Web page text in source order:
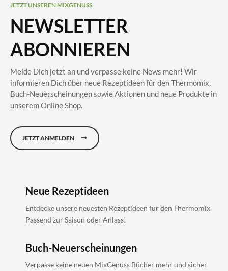
JETZT UNSEREN MIXGENUSS
NEWSLETTER
ABONNIEREN
Melde Dich jetzt an und verpasse keine News mehr! Wir
informieren Dich über neue Rezeptideen für den Thermomix,
Buch-Neuerscheinungen sowie Aktionen und neue Produkte in
unserem Online Shop.
JETZT ANMELDEN
Neue Rezeptideen
Entdecke unsere neuesten Rezeptideen für den Thermomix.
Passend zur Saison oder Anlass!
Buch-Neuerscheinungen
Verpasse keine neuen MixGenuss Bücher mehr und sicher